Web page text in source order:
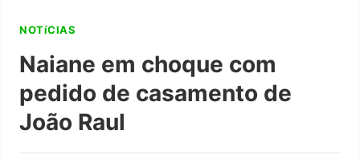
NOTíCIAS
Naiane em choque com
pedido de casamento de
João Raul